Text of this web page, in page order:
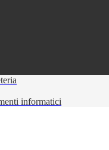
informatici